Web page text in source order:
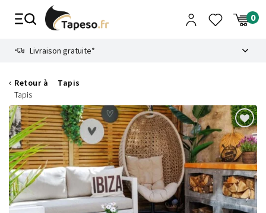
Livraison gratuite*
Retour à
Tapis
Tapis